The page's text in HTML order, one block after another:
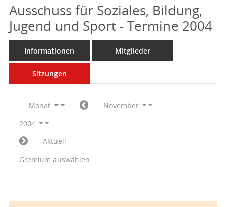
Ausschuss für Soziales, Bildung,
Jugend und Sport - Termine 2004
Informationen Mitglieder
Sitzungen
Monat
November
2004
Aktuell
Gremium auswählen